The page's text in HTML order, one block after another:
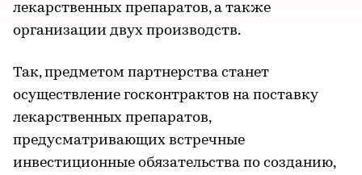
лекарственных препаратов, а также
организации двух производств.
Так, предметом партнерства станет
осуществление госконтрактов на поставку
лекарственных препаратов,
предусматривающих встречные
инвестиционные обязательства по созданию,